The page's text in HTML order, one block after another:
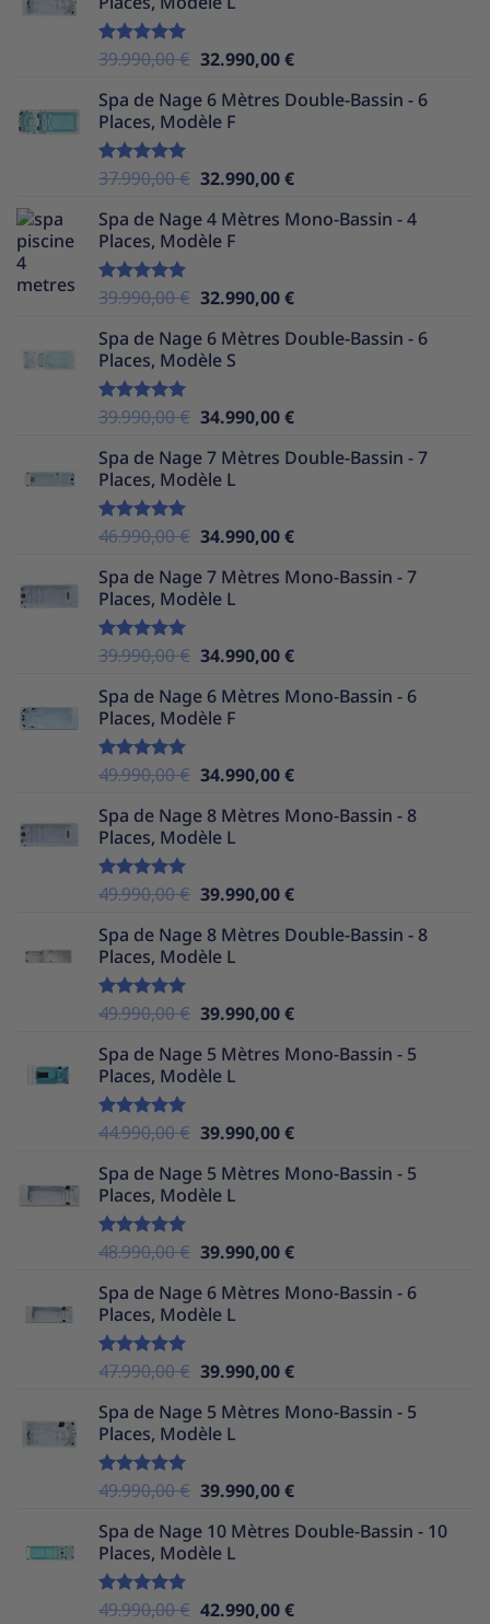
était :
Note5.00
39.990,00€ Le
initial
était :
32.990,00€Le
actuel
Spa de Nage 6 Mètres Double-Bassin - 6
Places, Modèle F
Note5.00
37.990,00€ Le
initial
était :
32.990,00€Le
actuel
Spa de Nage 4 Mètres Mono-Bassin - 4
Places, Modèle F
Note5.00
39.990,00€ Le
initial
était :
32.990,00€Le
actuel
Spa de Nage 6 Mètres Double-Bassin - 6
Places, Modèle S
Note5.00
39.990,00€ Le
initial
était :
34.990,00€Le
actuel
Spa de Nage 7 Mètres Double-Bassin - 7
Places, Modèle L
Note5.00
46.990,00€ Le
initial
était :
34.990,00€Le
actuel
Spa de Nage 7 Mètres Mono-Bassin - 7
Places, Modèle L
Note5.00
39.990,00€ Le
initial
était :
34.990,00€Le
actuel
Spa de Nage 6 Mètres Mono-Bassin - 6
Places, Modèle F
Note5.00
49.990,00€ Le
initial
était :
34.990,00€Le
actuel
Spa de Nage 8 Mètres Mono-Bassin - 8
Places, Modèle L
Note5.00
49.990,00€ Le
initial
était :
39.990,00€Le
actuel
Spa de Nage 8 Mètres Double-Bassin - 8
Places, Modèle L
Note5.00
49.990,00€ Le
initial
était :
39.990,00€Le
actuel
Spa de Nage 5 Mètres Mono-Bassin - 5
Places, Modèle L
Note5.00
44.990,00€ Le
initial
était :
39.990,00€Le
actuel
Spa de Nage 5 Mètres Mono-Bassin - 5
Places, Modèle L
Note5.00
48.990,00€ Le
initial
était :
39.990,00€Le
actuel
Spa de Nage 6 Mètres Mono-Bassin - 6
Places, Modèle L
Note5.00
47.990,00€ Le
initial
était :
39.990,00€Le
actuel
Spa de Nage 5 Mètres Mono-Bassin - 5
Places, Modèle L
Note5.00
49.990,00€ Le
initial
était :
39.990,00€Le
actuel
Spa de Nage 10 Mètres Double-Bassin - 10
Places, Modèle L
Note5.00
49.990,00€ Le
42.990,00€Le